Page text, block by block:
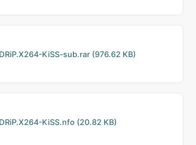
KiSS-sub.rar (976.62 KB)
KiSS.nfo (20.82 KB)